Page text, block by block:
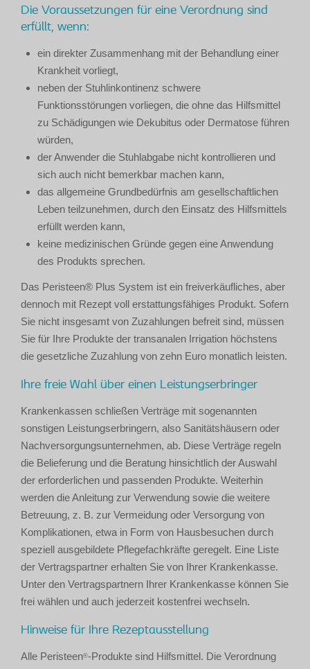
Die Voraussetzungen für eine Verordnung sind
erfüllt, wenn:
ein direkter Zusammenhang mit der Behandlung einer
Krankheit vorliegt,
neben der Stuhlinkontinenz schwere
Funktionsstörungen vorliegen, die ohne das Hilfsmittel
zu Schädigungen wie Dekubitus oder Dermatose führen
würden,
der Anwender die Stuhlabgabe nicht kontrollieren und
sich auch nicht bemerkbar machen kann,
das allgemeine Grundbedürfnis am gesellschaftlichen
Leben teilzunehmen, durch den Einsatz des Hilfsmittels
erfüllt werden kann,
keine medizinischen Gründe gegen eine Anwendung
des Produkts sprechen.
Das Peristeen® Plus System ist ein freiverkäufliches, aber
dennoch mit Rezept voll erstattungsfähiges Produkt. Sofern
Sie nicht insgesamt von Zuzahlungen befreit sind, müssen
Sie für Ihre Produkte der transanalen Irrigation höchstens
die gesetzliche Zuzahlung von zehn Euro monatlich leisten.
Ihre freie Wahl über einen Leistungserbringer
Krankenkassen schließen Verträge mit sogenannten
sonstigen Leistungserbringern, also Sanitätshäusern oder
Nachversorgungsunternehmen, ab. Diese Verträge regeln
die Belieferung und die Beratung hinsichtlich der Auswahl
der erforderlichen und passenden Produkte. Weiterhin
werden die Anleitung zur Verwendung sowie die weitere
Betreuung, z. B. zur Vermeidung oder Versorgung von
Komplikationen, etwa in Form von Hausbesuchen durch
speziell ausgebildete Pflegefachkräfte geregelt. Eine Liste
der Vertragspartner erhalten Sie von Ihrer Krankenkasse.
Unter den Vertragspartnern Ihrer Krankenkasse können Sie
frei wählen und auch jederzeit kostenfrei wechseln.
Hinweise für Ihre Rezeptausstellung
Alle Peristeen®-Produkte sind Hilfsmittel. Die Verordnung